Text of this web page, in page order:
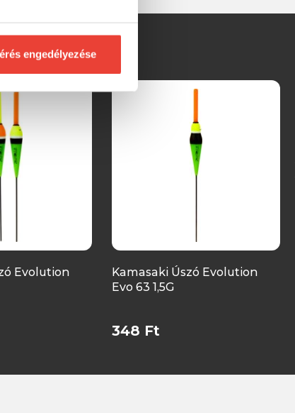
engedélyezése
Evolution
Kamasaki Úszó Evolution
Evo 63 1,5G
348 Ft